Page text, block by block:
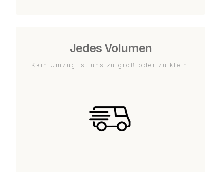
Jedes Volumen
Kein Umzug ist uns zu groß oder zu klein.